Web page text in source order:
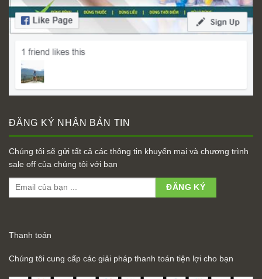
ĐĂNG KÝ NHẬN BẢN TIN
Chúng tôi sẽ gửi tất cả các thông tin khuyến mại và chương trình
sale off của chúng tôi với bạn
Thanh toán
Chúng tôi cung cấp các giải pháp thanh toán tiện lợi cho bạn